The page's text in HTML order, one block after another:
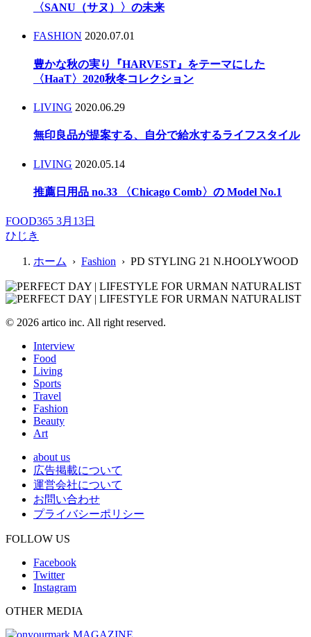
〈SANU（サヌ）〉の未来
FASHION 2020.07.01
豊かな秋の実り『HARVEST』をテーマにした
〈HaaT〉2020秋冬コレクション
LIVING 2020.06.29
無印良品が提案する、自分で給水するライフスタイル
LIVING 2020.05.14
推薦日用品 no.33 〈Chicago Comb〉の Model No.1
FOOD365 3月13日
ひじき
ホーム › Fashion › PD STYLING 21 N.HOOLYWOOD
© 2026 artico inc. All right reserved.
Interview
Food
Living
Sports
Travel
Fashion
Beauty
Art
about us
広告掲載について
運営会社について
お問い合わせ
プライバシーポリシー
FOLLOW US
Facebook
Twitter
Instagram
OTHER MEDIA